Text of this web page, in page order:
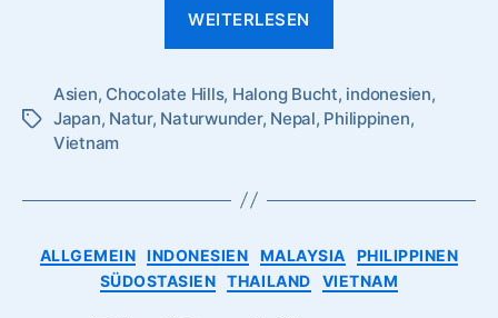
WEITERLESEN
in
Asien”
Schlagwörter
Asien, Chocolate Hills, Halong Bucht, indonesien,
Japan, Natur, Naturwunder, Nepal, Philippinen,
Vietnam
Kategorien
ALLGEMEIN INDONESIEN MALAYSIA
PHILIPPINEN
SÜDOSTASIEN
THAILAND VIETNAM